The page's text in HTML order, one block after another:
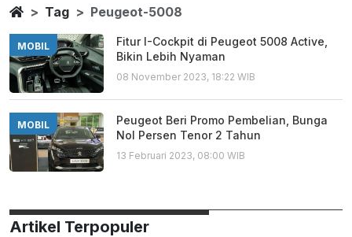
Peugeot 5008
Berita Terbaru
HomeTag Peugeot-5008
MOBIL
Fitur I-Cockpit di Peugeot 5008 Active,
Bikin Lebih Nyaman
08 November 2023, 18:22 WIB
MOBIL
Peugeot Beri Promo Pembelian, Bunga
Nol Persen Tenor 2 Tahun
13 Februari 2023, 08:00 WIB
Artikel Terpopuler